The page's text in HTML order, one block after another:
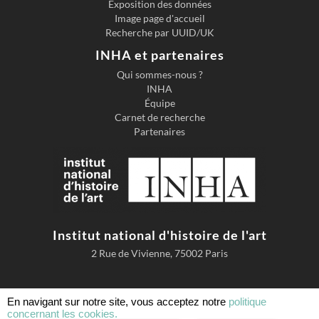
Exposition des données
Image page d'accueil
Recherche par UUID/UK
INHA et partenaires
Qui sommes-nous ?
INHA
Équipe
Carnet de recherche
Partenaires
Institut national d'histoire de l'art
2 Rue de Vivienne, 75002 Paris
Accessibilité
En navigant sur notre site, vous acceptez notre politique
concernant les cookies.